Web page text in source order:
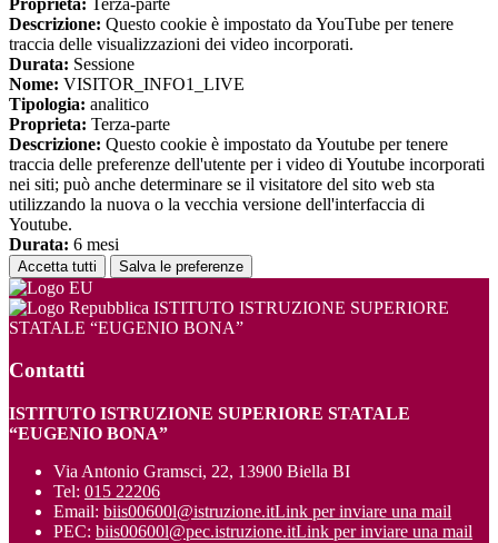
Descrizione: Questo cookie è impostato da YouTube per tenere
traccia delle visualizzazioni dei video incorporati.
Durata: Sessione
Nome: VISITOR_INFO1_LIVE
Tipologia: analitico
Proprieta: Terza-parte
Descrizione: Questo cookie è impostato da Youtube per tenere
traccia delle preferenze dell'utente per i video di Youtube incorporati
nei siti; può anche determinare se il visitatore del sito web sta
utilizzando la nuova o la vecchia versione dell'interfaccia di
Youtube.
Durata: 6 mesi
Accetta tutti Salva le preferenze
ISTITUTO ISTRUZIONE SUPERIORE
STATALE “EUGENIO BONA”
Contatti
ISTITUTO ISTRUZIONE SUPERIORE STATALE
“EUGENIO BONA”
Via Antonio Gramsci, 22, 13900 Biella BI
Tel: 015 22206
Email: biis00600l@istruzione.itLink per inviare una mail
PEC: biis00600l@pec.istruzione.itLink per inviare una mail